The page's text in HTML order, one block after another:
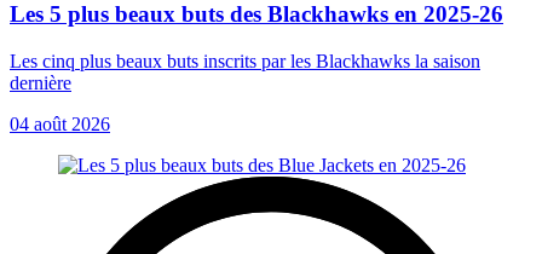
Les 5 plus beaux buts des Blackhawks en 2025-26
Les cinq plus beaux buts inscrits par les Blackhawks la saison
dernière
04 août 2026